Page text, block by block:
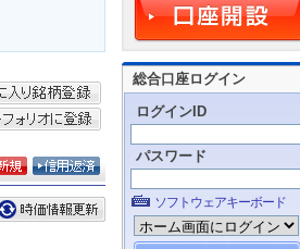
総合口座ログイン
ログインID
パスワード
ソフトウェアキーボード